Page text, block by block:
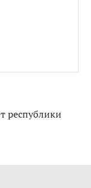
республики